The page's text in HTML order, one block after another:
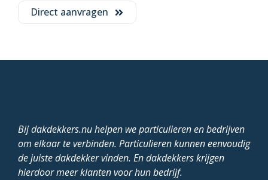
Direct aanvragen
Bij dakdekkers.nu helpen we particulieren en bedrijven
om elkaar te verbinden. Particulieren kunnen eenvoudig
de juiste dakdekker vinden. En dakdekkers krijgen
hierdoor meer klanten voor hun bedrijf.